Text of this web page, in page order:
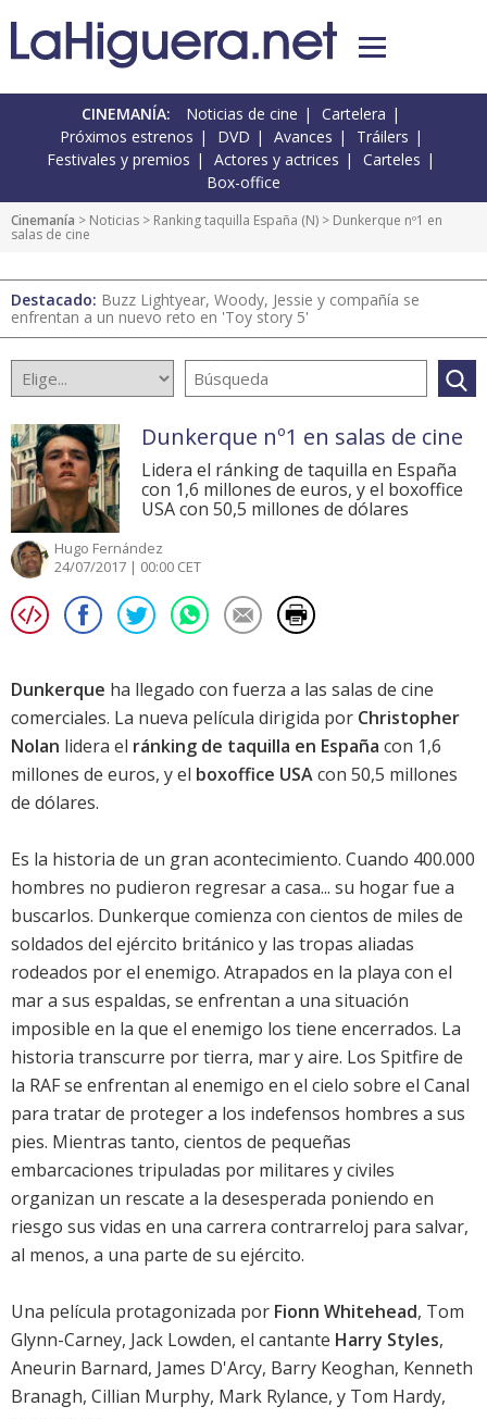
CINEMANÍA: Noticias de cine
Cartelera
Próximos estrenos
DVD Avances
Tráilers
Festivales y premios
Actores y actrices
Carteles
Box-office
Cinemanía > Noticias > Ranking taquilla España (N) > Dunkerque nº1 en
salas de cine
Destacado: Buzz Lightyear, Woody, Jessie y compañía se
enfrentan a un nuevo reto en 'Toy story 5'
Dunkerque nº1 en salas de cine
Lidera el ránking de taquilla en España
con 1,6 millones de euros, y el boxoffice
USA con 50,5 millones de dólares
Hugo Fernández
24/07/2017 | 00:00 CET
Dunkerque ha llegado con fuerza a las salas de cine
comerciales. La nueva película dirigida por Christopher
Nolan lidera el ránking de taquilla en España con 1,6
millones de euros, y el boxoffice USAcon 50,5 millones
de dólares.
Es la historia de un gran acontecimiento. Cuando 400.000
hombres no pudieron regresar a casa... su hogar fue a
buscarlos. Dunkerque comienza con cientos de miles de
soldados del ejército británico y las tropas aliadas
rodeados por el enemigo. Atrapados en la playa con el
mar a sus espaldas, se enfrentan a una situación
imposible en la que el enemigo los tiene encerrados. La
historia transcurre por tierra, mar y aire. Los Spitfire de
la RAF se enfrentan al enemigo en el cielo sobre el Canal
para tratar de proteger a los indefensos hombres a sus
pies. Mientras tanto, cientos de pequeñas
embarcaciones tripuladas por militares y civiles
organizan un rescate a la desesperada poniendo en
riesgo sus vidas en una carrera contrarreloj para salvar,
al menos, a una parte de su ejército.
Una película protagonizada por Fionn Whitehead, Tom
Glynn-Carney, Jack Lowden, el cantante Harry Styles,
Aneurin Barnard, James D'Arcy, Barry Keoghan, Kenneth
Branagh, Cillian Murphy, Mark Rylance, y Tom Hardy,